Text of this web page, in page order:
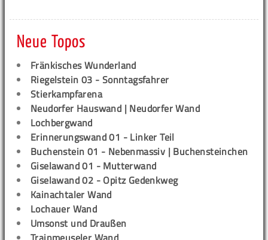
Neue Topos
Fränkisches Wunderland
Riegelstein 03 - Sonntagsfahrer
Stierkampfarena
Neudorfer Hauswand | Neudorfer Wand
Lochbergwand
Erinnerungswand 01 - Linker Teil
Buchenstein 01 - Nebenmassiv | Buchensteinchen
Giselawand 01 - Mutterwand
Giselawand 02 - Opitz Gedenkweg
Kainachtaler Wand
Lochauer Wand
Umsonst und Draußen